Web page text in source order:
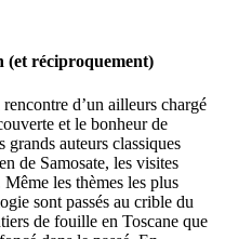
(et réciproquement)
d’un ailleurs chargé
et le bonheur de
auteurs classiques
de Samosate, les visites
les thèmes les plus
sont passés au crible du
de fouille en Toscane que